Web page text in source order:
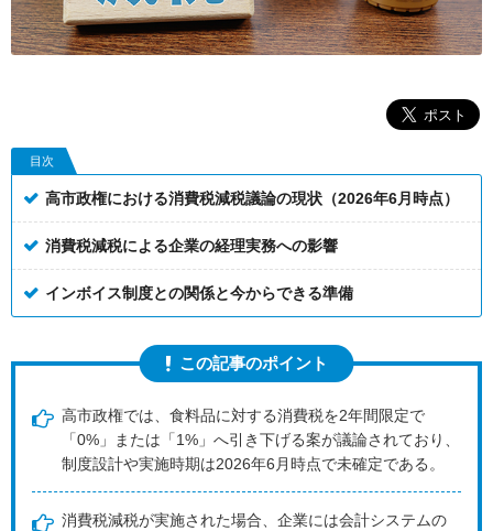
目次
高市政権における消費税減税議論の現状（2026年6月時点）
消費税減税による企業の経理実務への影響
インボイス制度との関係と今からできる準備
この記事のポイント
高市政権では、食料品に対する消費税を2年間限定で
「0%」または「1%」へ引き下げる案が議論されており、
制度設計や実施時期は2026年6月時点で未確定である。
消費税減税が実施された場合、企業には会計システムの